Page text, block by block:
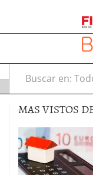
Buscar en:
MAS VISTOS